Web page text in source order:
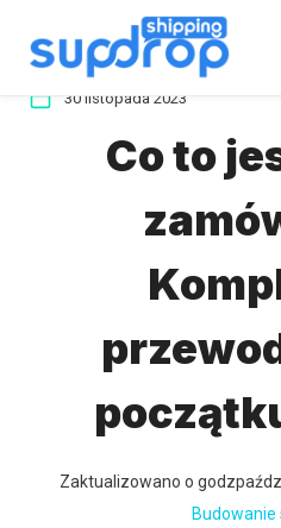
30 listopada 2023
Co to
Zaktualizowano o godz
Budowanie